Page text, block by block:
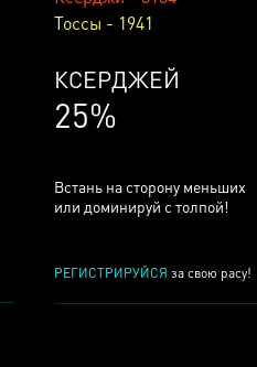
Тоссы - 1941
КСЕРДЖЕЙ
25%
Встань на сторону меньших
или доминируй с толпой!
РЕГИСТРИРУЙСЯ за свою расу!